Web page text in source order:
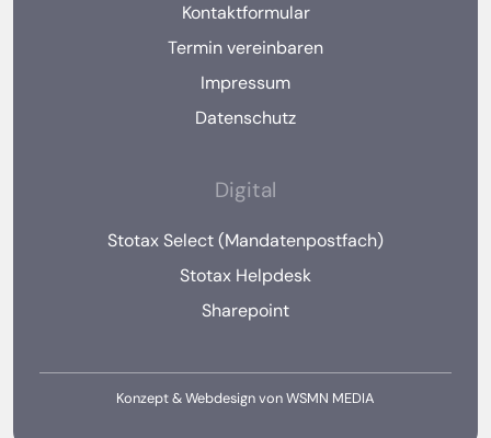
Kontaktformular
Termin vereinbaren
Impressum
Datenschutz
Digital
Stotax Select (Mandatenpostfach)
Stotax Helpdesk
Sharepoint
Konzept & Webdesign von WSMN MEDIA